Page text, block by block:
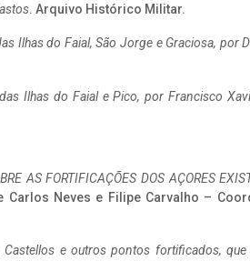
. Arquivo Histórico Militar.
Ilhas do Faial, São Jorge e Graciosa, por
Ilhas do Faial e Pico, por Francisco
AS FORTIFICAÇÕES DOS AÇORES
Carlos Neves e Filipe Carvalho –
Castellos e outros pontos fortificados, que